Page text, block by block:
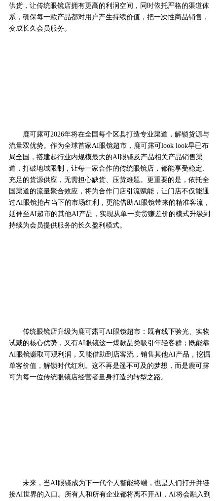
供货，让传统眼镜店拥有更高的利润空间，同时依托严格的渠道体
系，确保每一款产品都对用户产生持续价值，把一次性商品销售，
变成长久会员服务。
鹿可露可2026年将在全国每个区县打造专业渠道，解锁货源与
流量双优势。作为全球首家AI眼镜超市，鹿可露可look look早已布
局全国，搭建起行业内规模最大的AI眼镜及产品相关产品销售渠
道，打破地域限制，让每一家合作的传统眼镜店，都能享受稳定、
充足的货源供应，无需担心缺货、压货难题。更重要的是，依托全
国渠道的流量聚合效应，将为合作门店引流赋能，让门店不仅能通
过AI眼镜抢占当下的市场红利，更能借助AI眼镜带来的精准客流，
延伸至AI超市的其他AI产品，实现从单一卖货赚差价的模式升级到
持续为会员提供服务的长久盈利模式。
传统眼镜店升级为鹿可露可AI眼镜超市：既有线下验光、实物
试戴的核心优势，又有AI眼镜这一爆款品类吸引年轻客群；既能靠
AI眼镜赚取可观利润，又能借助到店客流，销售其他AI产品，挖掘
单客价值，解锁时代红利。这不再是遥不可及的梦想，而是鹿可露
可为每一位传统眼镜店经营者量身打造的转型之路。
未来，当AI眼镜成为下一代个人智能终端，也是人们打开并链
接AI世界的入口。所有人和所有企业都将离不开AI，AI将会融入到